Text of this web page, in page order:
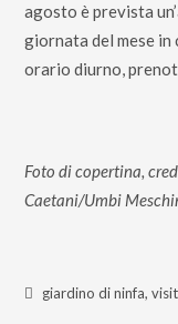
agosto è prevista
giornata del mese in
orario diurno,
Foto di copertina,
Caetani/Umbi
giardino di ninfa,